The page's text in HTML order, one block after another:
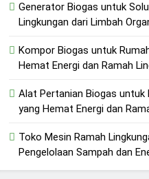
Generator Biogas untuk
Lingkungan dari Limbah
Kompor Biogas untuk
Hemat Energi dan Ramah
Alat Pertanian Biogas untuk
yang Hemat Energi dan
Toko Mesin Ramah
Pengelolaan Sampah dan